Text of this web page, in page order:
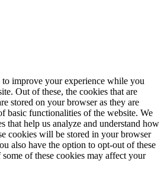
to improve your experience while you
Out of these, the cookies that are
stored on your browser as they are
basic functionalities of the website. We
that help us analyze and understand how
cookies will be stored in your browser
also have the option to opt-out of these
of these cookies may affect your